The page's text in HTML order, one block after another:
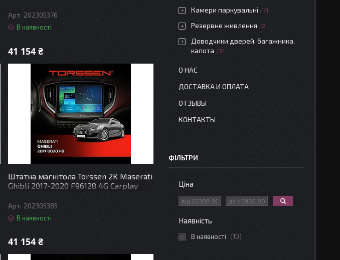
202305376
В наявності
41 154 ₴
Штатна магнітола Torssen 2K Maserati
Ghibli 2017-2020 F96128 4G Carplay
202305385
В наявності
41 154 ₴
Камери паркувальні 71
Резервне живлення 2
Доводчики дверей, багажника,
капота
31
О НАС
ДОСТАВКА И ОПЛАТА
ОТЗЫВЫ
КОНТАКТЫ
ФІЛЬТРИ
Ціна
Наявність
В наявності 10